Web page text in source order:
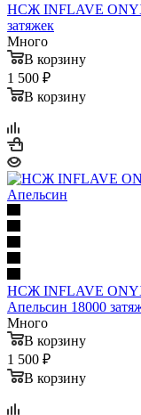
НСЖ INFLAVE ONYX
затяжек
Много
В корзину
1 500 ₽
В корзину
НСЖ INFLAVE
Апельсин 18000
Много
В корзину
1 500 ₽
В корзину